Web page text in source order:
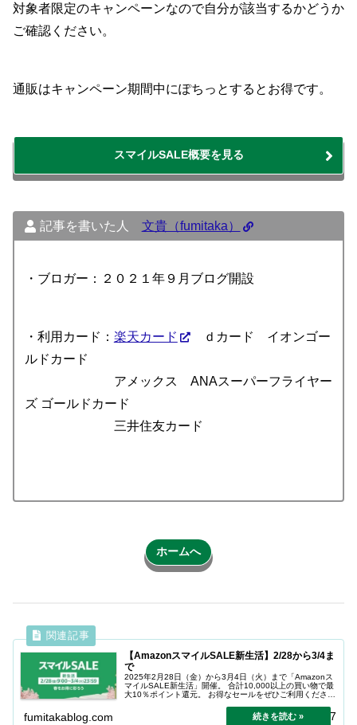
対象者限定のキャンペーンなので自分が該当するかどうか
ご確認ください。
通販はキャンペーン期間中にぽちっとするとお得です。
スマイルSALE概要を見る
記事を書いた人 文貴（fumitaka）
・ブロガー：２０２１年９月ブログ開設
・利用カード： 楽天カード
ｄカード イオンゴー
ルドカード
アメックス ANAスーパーフライヤー
ズ ゴールドカード
三井住友カード
ホームへ
【AmazonスマイルSALE新生活】2/28から3/4ま
で
2025年2月28日（金）から3月4日（火）まで「Amazonス
マイルSALE新生活」開催。 合計10,000以上の買い物で最
大10％ポイント還元。 お得なセールをぜひご利用くださ
fumitakablog.com 2025.02.27